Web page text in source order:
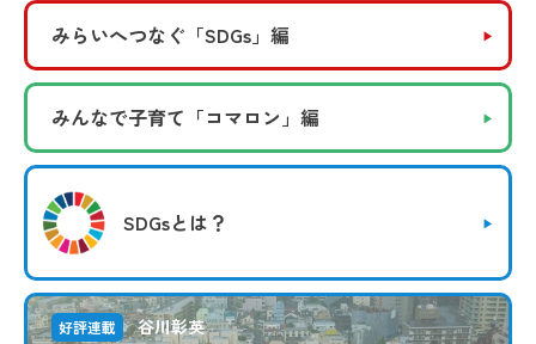
みらいへつなぐ 「SDGs」編
みんなで子育て 「コマロン」編
SDGsとは？
好評連載 谷川彰英